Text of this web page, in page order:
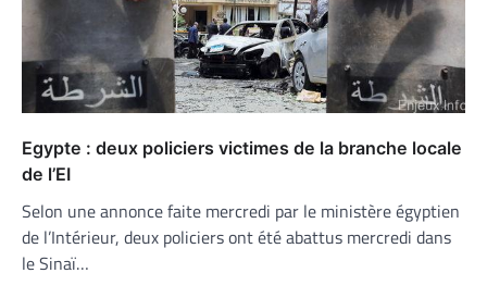
Egypte : deux policiers victimes de la branche locale
de l’EI
Selon une annonce faite mercredi par le ministère égyptien
de l’Intérieur, deux policiers ont été abattus mercredi dans
le Sinaï…